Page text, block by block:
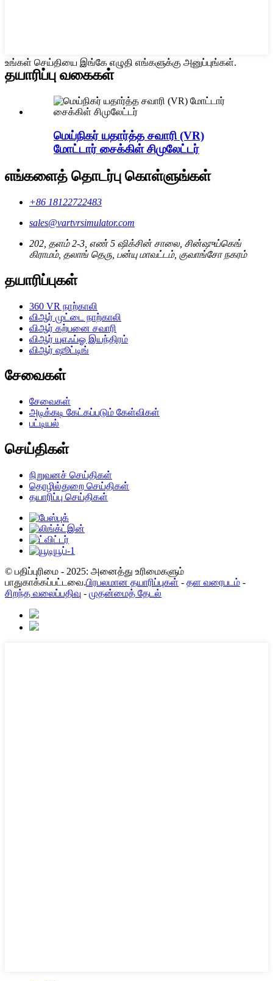
உங்கள் செய்தியை இங்கே எழுதி எங்களுக்கு அனுப்புங்கள்.
தயாரிப்பு வகைகள்
மெய்நிகர் யதார்த்த சவாரி (VR)
மோட்டார் சைக்கிள் சிமுலேட்டர்
எங்களைத் தொடர்பு கொள்ளுங்கள்
+86 18122722483
sales@vartvrsimulator.com
202, தளம் 2-3, எண் 5 ஷிக்சின் சாலை, சின்ஷுய்கெங்
கிராமம், தலாங் தெரு, பன்யு மாவட்டம், குவாங்சோ நகரம்
தயாரிப்புகள்
360 VR நாற்காலி
விஆர் முட்டை நாற்காலி
விஆர் கற்பனை சவாரி
விஆர் யுஎஃப்ஓ இயந்திரம்
விஆர் ஷூட்டிங்
சேவைகள்
சேவைகள்
அடிக்கடி கேட்கப்படும் கேள்விகள்
பட்டியல்
செய்திகள்
நிறுவனச் செய்திகள்
தொழில்துறை செய்திகள்
தயாரிப்பு செய்திகள்
© பதிப்புரிமை - 2025: அனைத்து உரிமைகளும்
பாதுகாக்கப்பட்டவை.பிரபலமான தயாரிப்புகள் - தள வரைபடம் -
சிறந்த வலைப்பதிவு - முதன்மைத் தேடல்